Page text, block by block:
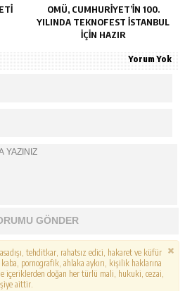
OMÜ, CUMHURIYET’IN 100.
YILINDA TEKNOFEST İSTANBUL
IÇIN HAZIR
Yorum Yok
GÖNDER
tehditkar, rahatsız edici, hakaret ve küfür
pornografik, ahlaka aykırı, kişilik haklarına
içeriklerden doğan her türlü mali, hukuki, cezai,
aittir.